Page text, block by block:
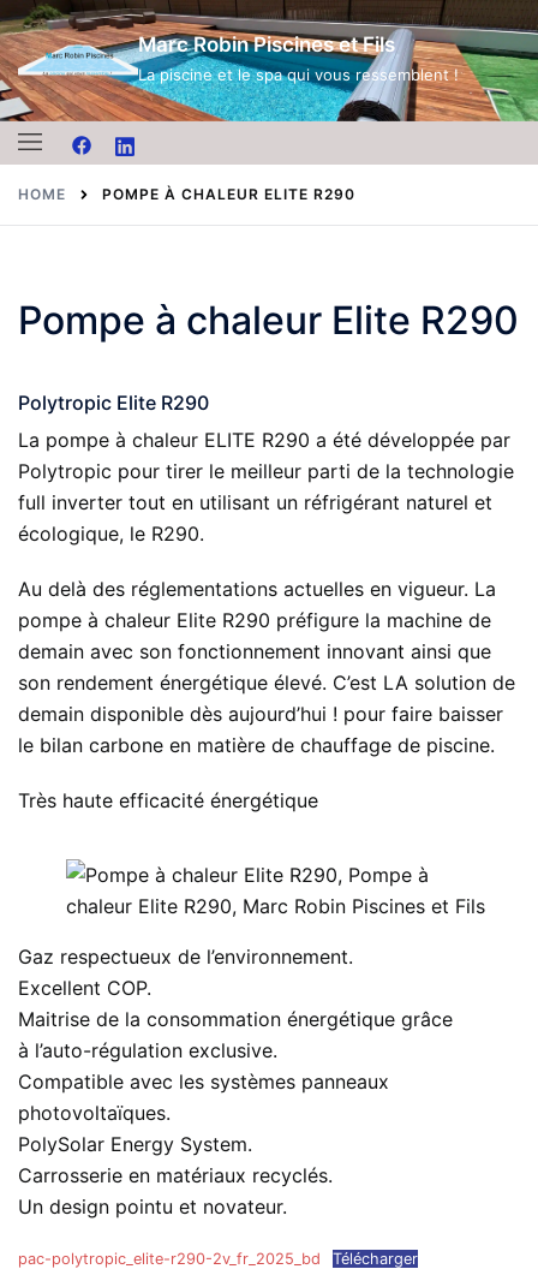
Skip
to
content
Marc Robin Piscines et Fils
La piscine et le spa qui vous ressemblent !
HOME POMPE À CHALEUR ELITE R290
Pompe à chaleur Elite R290
Polytropic Elite R290
La pompe à chaleur ELITE R290 a été développée par
Polytropic pour tirer le meilleur parti de la technologie
full inverter tout en utilisant un réfrigérant naturel et
écologique, le R290.
Au delà des réglementations actuelles en vigueur. La
pompe à chaleur Elite R290 préfigure la machine de
demain avec son fonctionnement innovant ainsi que
son rendement énergétique élevé. C’est LA solution de
demain disponible dès aujourd’hui ! pour faire baisser
le bilan carbone en matière de chauffage de piscine.
Très haute efficacité énergétique
Gaz respectueux de l’environnement.
Excellent COP.
Maitrise de la consommation énergétique grâce
à l’auto-régulation exclusive.
Compatible avec les systèmes panneaux
photovoltaïques.
PolySolar Energy System.
Carrosserie en matériaux recyclés.
Un design pointu et novateur.
pac-polytropic_elite-r290-2v_fr_2025_bd Télécharger